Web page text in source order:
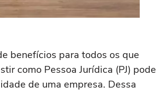
benefícios para todos os que
como Pessoa Jurídica (PJ) pode
de uma empresa. Dessa